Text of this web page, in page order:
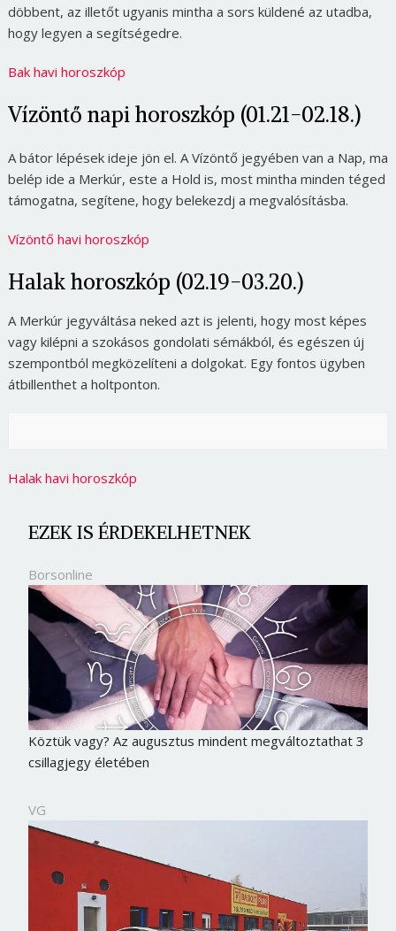
döbbent, az illetőt ugyanis mintha a sors küldené az utadba,
hogy legyen a segítségedre.
Bak havi horoszkóp
Vízöntő napi horoszkóp (01.21-02.18.)
A bátor lépések ideje jön el. A Vízöntő jegyében van a Nap, ma
belép ide a Merkúr, este a Hold is, most mintha minden téged
támogatna, segítene, hogy belekezdj a megvalósításba.
Vízöntő havi horoszkóp
Halak horoszkóp (02.19-03.20.)
A Merkúr jegyváltása neked azt is jelenti, hogy most képes
vagy kilépni a szokásos gondolati sémákból, és egészen új
szempontból megközelíteni a dolgokat. Egy fontos ügyben
átbillenthet a holtponton.
Halak havi horoszkóp
EZEK IS ÉRDEKELHETNEK
Borsonline
Köztük vagy? Az augusztus mindent megváltoztathat 3
csillagjegy életében
VG